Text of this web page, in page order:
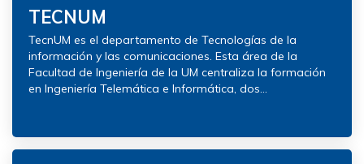
TECNUM
TecnUM es el departamento de Tecnologías de la
información y las comunicaciones. Esta área de la
Facultad de Ingeniería de la UM centraliza la formación
en Ingeniería Telemática e Informática, dos...